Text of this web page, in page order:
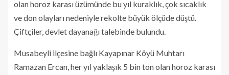
olan horoz karası üzümünde bu yıl kuraklık, çok sıcaklık
ve don olayları nedeniyle rekolte büyük ölçüde düştü.
Çiftçiler, devlet dayanağı talebinde bulundu.
Musabeyli ilçesine bağlı Kayapınar Köyü Muhtarı
Ramazan Ercan, her yıl yaklaşık 5 bin ton olan horoz karası